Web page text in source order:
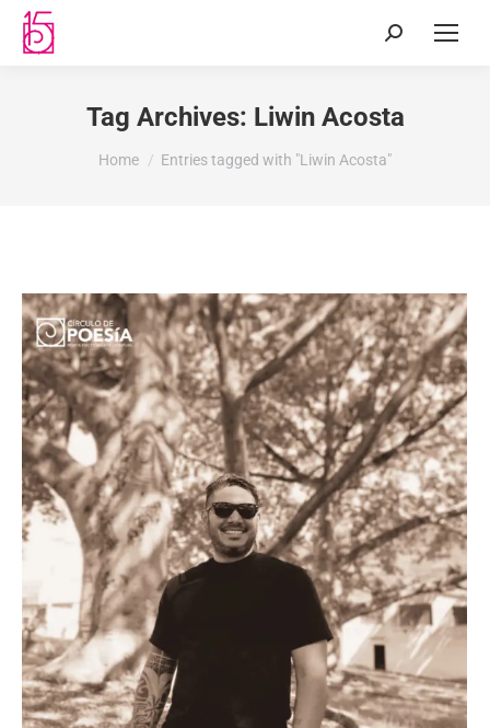
Tag Archives: Liwin Acosta
You are here:
Home Entries tagged with "Liwin Acosta"